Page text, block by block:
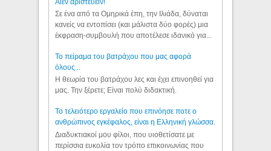
Σε ένα από τα Ομηρικά έπη, την Ιλιάδα, δύναται
κανείς να εντοπίσει (και μάλιστα δύο φορές) μια
έκφραση-συμβουλή που αποτέλεσε ιδανικό για...
Το πείραμα του βατράχου που μας αφορά
όλους...
Η θεωρία του βατράχου λες και έχει επινοηθεί για
μας. Την ξέρετε; Είναι πολύ διδακτική.
Το τελειότερο εργαλείο που επινόησε ποτε ο
ανθρώπινος εγκέφαλος, είναι η Ελληνική γλώσσα.
Διαδυκτιακοί μου φίλοι, που υιοθετίσατε με
περίσσια ευκολία τον τρόπο επικοινωνίας που